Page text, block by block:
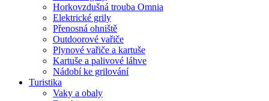
Horkovzdušná trouba Omnia
Elektrické grily
Přenosná ohniště
Outdoorové vařiče
Plynové vařiče a kartuše
Kartuše a palivové láhve
Nádobí ke grilování
Turistika
Vaky a obaly